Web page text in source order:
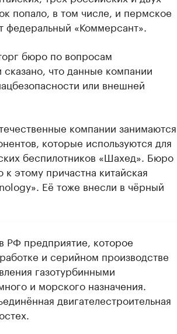
попало, в том числе, и пермское
«Коммерсант».
бюро по вопросам
что данные компании
или внешней
компании занимаются
которые используются для
беспилотников «Шахед». Бюро
этому причастна китайская
Её тоже внесли в чёрный
РФ предприятие, которое
и серийном производстве
газотурбинными
и морского назначения.
двигателестроительная